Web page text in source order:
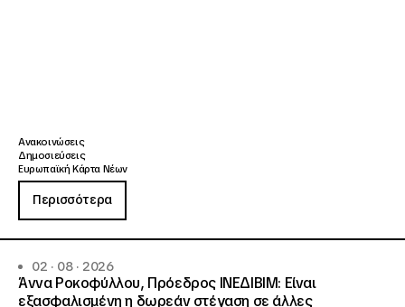
Ανακοινώσεις
Δημοσιεύσεις
Ευρωπαϊκή Κάρτα Νέων
Περισσότερα
02 · 08 · 2026
Άννα Ροκοφύλλου, Πρόεδρος ΙΝΕΔΙΒΙΜ: Είναι
εξασφαλισμένη η δωρεάν στέγαση σε άλλες